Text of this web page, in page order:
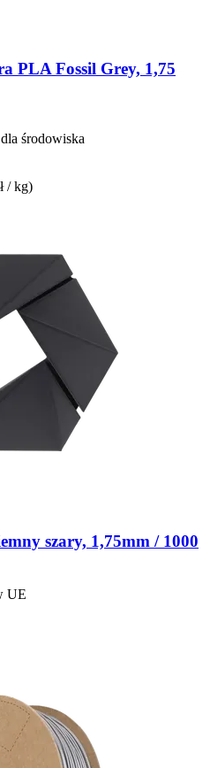
PLA Fossil Grey, 1,75
środowiska
/ kg)
szary, 1,75mm / 1000
UE